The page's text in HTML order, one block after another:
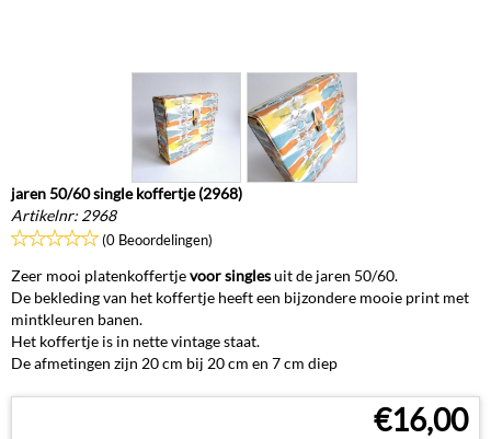
jaren 50/60 single koffertje (2968)
Artikelnr: 2968
(0 Beoordelingen)
Zeer mooi platenkoffertjevoor singlesuit de jaren 50/60.
De bekleding van het koffertje heeft een bijzondere mooie print met
mintkleuren banen.
Het koffertje is in nette vintage staat.
De afmetingen zijn 20 cm bij 20 cm en 7 cm diep
€16,00